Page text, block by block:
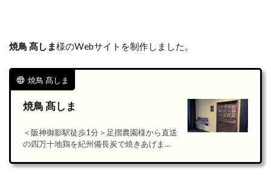
焼鳥 髙しま様のWebサイトを制作しました。
焼鳥 髙しま
焼鳥 髙しま
＜阪神御影駅徒歩1分＞足摺農園様から直送
の四万十地鶏を紀州備長炭で焼きあげま